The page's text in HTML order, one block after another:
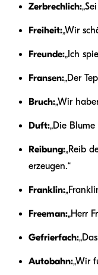
Zerbrechlich:
Freiheit:„Wir
Freunde:„Ich
Fransen:„Der
Bruch:„Wir
Duft:„Die
Reibung:„Reib
erzeugen.“
Franklin:
Freeman:„Herr
Gefrierfach:
Autobahn:„Wir